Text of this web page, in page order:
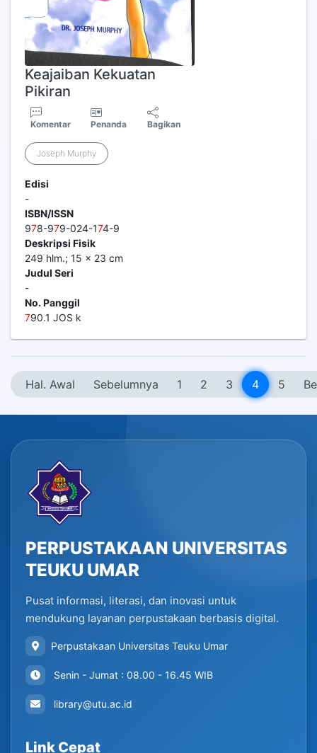
Keajaiban Kekuatan
Pikiran
Komentar Penanda Bagikan
Joseph Murphy
Edisi
-
ISBN/ISSN
978-979-024-174-9
Deskripsi Fisik
249 hlm.; 15 x 23 cm
Judul Seri
-
No. Panggil
790.1 JOS k
Hal. Awal Sebelumnya 1 2 3 4 5
PERPUSTAKAAN UNIVERSITAS
TEUKU UMAR
Pusat informasi, literasi, dan inovasi untuk
mendukung layanan perpustakaan berbasis digital.
Perpustakaan Universitas Teuku Umar
Senin - Jumat : 08.00 - 16.45 WIB
library@utu.ac.id
Link Cepat